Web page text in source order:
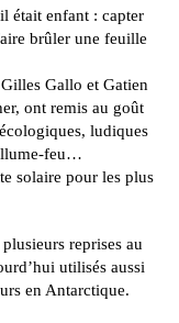
était enfant : capter
brûler une feuille
Gallo et Gatien
ont remis au goût
ludiques
feu…
solaire pour les plus
reprises au
utilisés aussi
en Antarctique.